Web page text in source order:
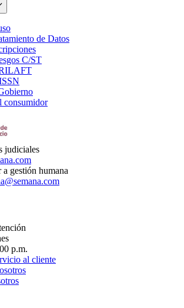
in
new
window
de Datos
in
C/ST
new
window
in
newin
consumidorOpens
judiciales
a gestión humana
p.m.
al cliente